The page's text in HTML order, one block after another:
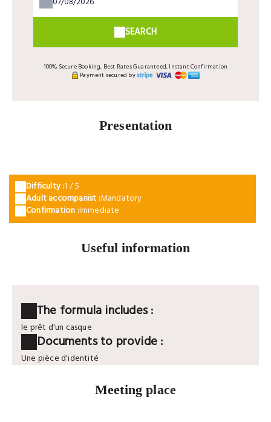
SEARCH
100% Secure Booking, Best Rates Guaranteed, Instant Confirmation
Payment secured by
Presentation
Difficulty :1 / 5
Adult accompanist :Mandatory
Confirmation :Immediate
Useful information
The formula includes :
le prêt d'un casque
Documents to provide :
Une pièce d'identité
Meeting place